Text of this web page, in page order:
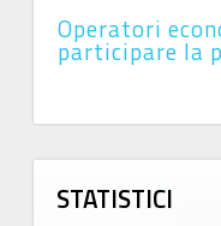
Operatori
participare la
STATISTICI